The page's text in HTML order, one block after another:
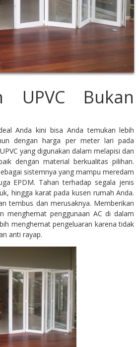
UPVC Bukan
Anda kini bisa Anda temukan lebih
dengan harga per meter lari pada
yang digunakan dalam melapisi dan
dengan material berkualitas pilihan.
sistemnya yang mampu meredam
EPDM. Tahan terhadap segala jenis
hingga karat pada kusen rumah Anda.
tembus dan merusaknya. Memberikan
menghemat penggunaan AC di dalam
menghemat pengeluaran karena tidak
anti rayap.